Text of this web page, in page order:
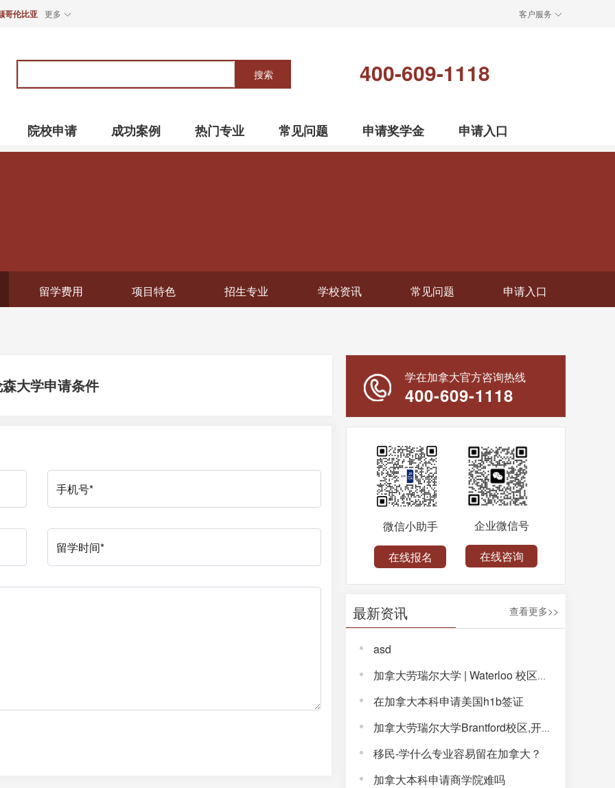
哥伦比亚 更多 客户服务
关
搜索 400-609-1118
院校申请 成功案例 热门专业 常见问题 申请奖学金 申请入口
留学费用 项目特色 招生专业 学校资讯 常见问题 申请入口
大学申请条件 学在加拿大官方咨询热线
400-609-1118
微信小助手
在线报名
企业微信号
在线咨询
最新资讯 查看更多>>
asd
加拿大劳瑞尔大学 | Waterloo 校区，解锁完整大学体验！
在加拿大本科申请美国h1b签证
加拿大劳瑞尔大学Brantford校区,开启通往未来的大学生活!
移民-学什么专业容易留在加拿大？
加拿大本科申请商学院难吗